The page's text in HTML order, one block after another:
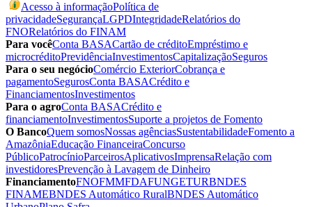
Acesso à informaçãoPolítica de
privacidadeSegurançaLGPDIntegridadeRelatórios do
FNORelatórios do FINAM
Para vocêConta BASACartão de créditoEmpréstimo e
microcréditoPrevidênciaInvestimentosCapitalizaçãoSeguros
Para o seu negócioComércio ExteriorCobrança e
pagamentoSegurosConta BASACrédito e
FinanciamentosInvestimentos
Para o agroConta BASACrédito e
financiamentoInvestimentosSuporte a projetos de Fomento
O BancoQuem somosNossas agênciasSustentabilidadeFomento a
AmazôniaEducação FinanceiraConcurso
PúblicoPatrocínioParceirosAplicativosImprensaRelação com
investidoresPrevenção à Lavagem de Dinheiro
FinanciamentoFNOFMMFDAFUNGETURBNDES
FINAMEBNDES Automático RuralBNDES Automático